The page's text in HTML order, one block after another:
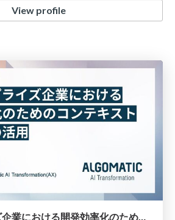
View profile